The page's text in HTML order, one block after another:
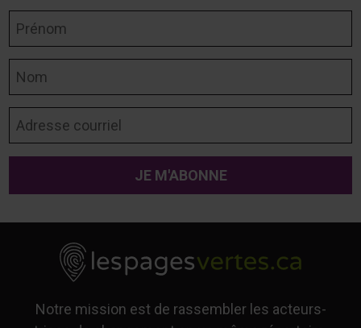
Notre mission est de rassembler les acteurs-